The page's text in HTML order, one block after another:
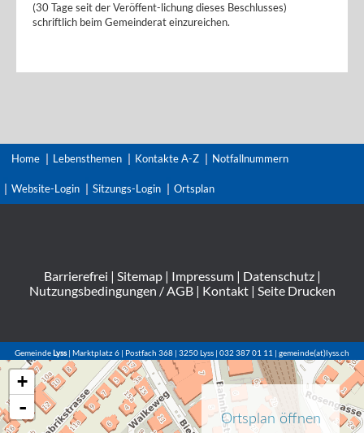
(30 Tage seit der Veröffent-lichung dieses Beschlusses)
schriftlich beim Gemeinderat einzureichen.
Home Lebensthemen Kontakte A-Z Notfallnummern
Website-Login Sitzungs-Login Ortsplan
Barrierefrei | Sitemap| Impressum| Datenschutz|
Nutzungsbedingungen / AGB| Kontakt| Seite Drucken
GemeindeLyss| Marktplatz 6 | Postfach 368 | 3250 Lyss | 032 387 01 11 | gemeinde(at)lyss.ch